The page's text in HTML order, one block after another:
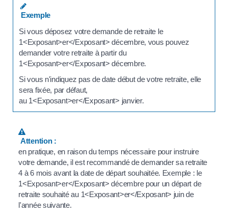
Exemple
Si vous déposez votre demande de retraite le
1<Exposant>er</Exposant> décembre, vous pouvez
demander votre retraite à partir du
1<Exposant>er</Exposant> décembre.
Si vous n'indiquez pas de date début de votre retraite, elle
sera fixée, par défaut,
au 1<Exposant>er</Exposant> janvier.
Attention :
en pratique, en raison du temps nécessaire pour instruire
votre demande, il est recommandé de demander sa retraite
4 à 6 mois avant la date de départ souhaitée. Exemple : le
1<Exposant>er</Exposant> décembre pour un départ de
retraite souhaité au 1<Exposant>er</Exposant> juin de
l'année suivante.